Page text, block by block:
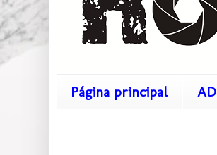
Página principal